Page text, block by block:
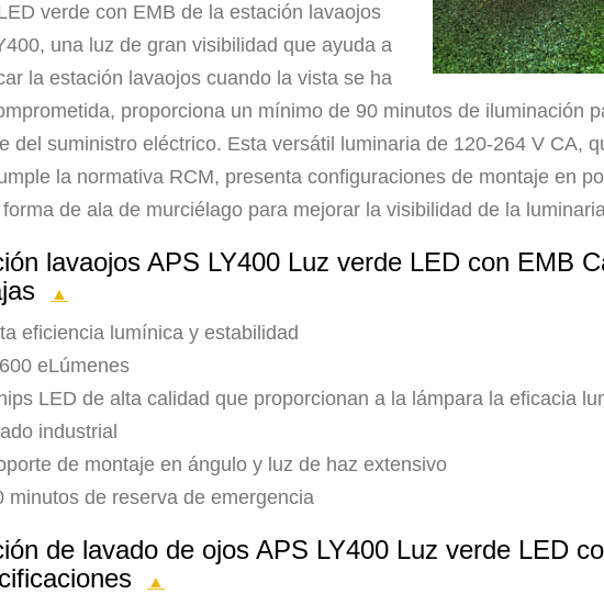
verde con EMB de la estación lavaojos
una luz de gran visibilidad que ayuda a
la estación lavaojos cuando la vista se ha
proporciona un mínimo de 90 minutos de iluminación
del suministro eléctrico. Esta versátil luminaria de 120-264 V CA,
la normativa RCM, presenta configuraciones de montaje en
de ala de murciélago para mejorar la visibilidad de la
lavaojos APS LY400 Luz verde LED con EMB
▲
eficiencia lumínica y estabilidad
eLúmenes
LED de alta calidad que proporcionan a la lámpara la eficacia
industrial
de montaje en ángulo y luz de haz extensivo
minutos de reserva de emergencia
de lavado de ojos APS LY400 Luz verde LED
▲